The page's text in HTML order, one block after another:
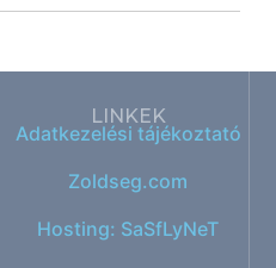
LINKEK
Adatkezelési tájékoztató
Zoldseg.com
Hosting: SaSfLyNeT